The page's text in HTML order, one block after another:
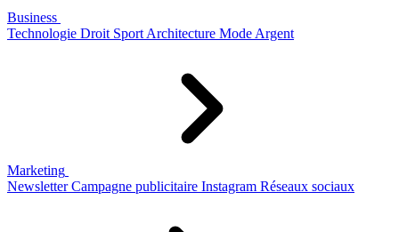
Business
Technologie Droit Sport Architecture Mode Argent
Marketing
Newsletter Campagne publicitaire Instagram Réseaux sociaux